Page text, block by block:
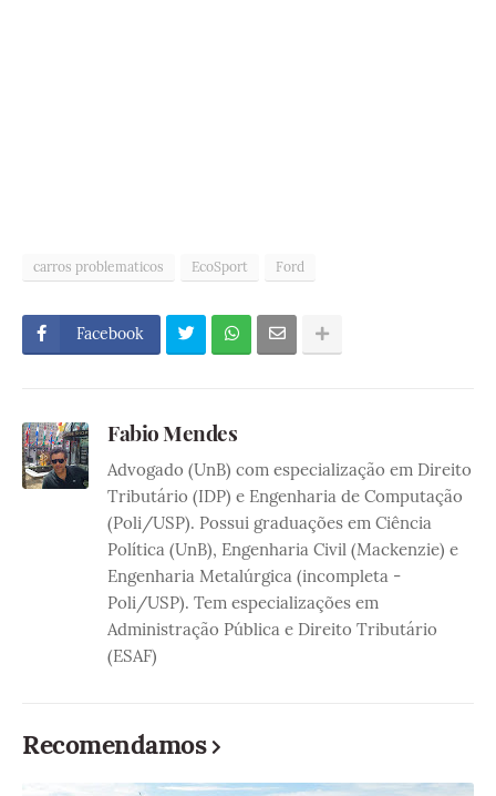
carros problematicos EcoSport Ford
Facebook
Fabio Mendes
Advogado (UnB) com especialização em Direito
Tributário (IDP) e Engenharia de Computação
(Poli/USP). Possui graduações em Ciência
Política (UnB), Engenharia Civil (Mackenzie) e
Engenharia Metalúrgica (incompleta -
Poli/USP). Tem especializações em
Administração Pública e Direito Tributário
(ESAF)
Recomendamos